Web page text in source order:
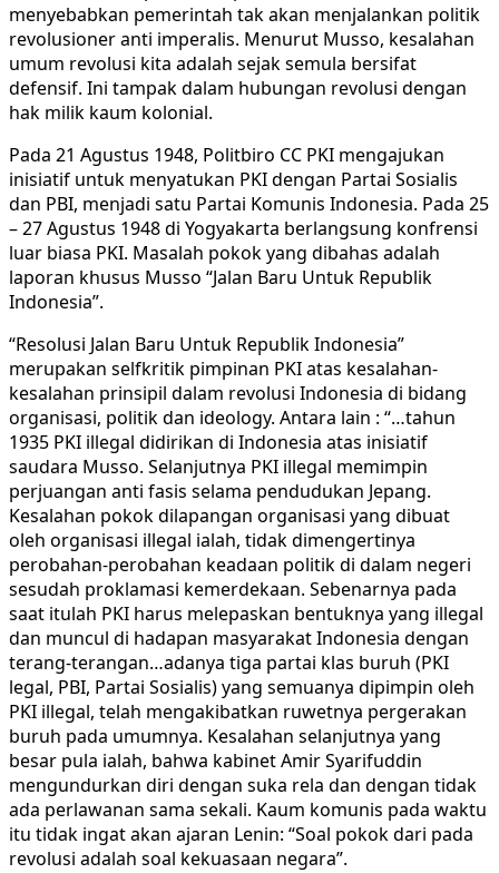
menyebabkan pemerintah tak akan menjalankan politik
revolusioner anti imperalis. Menurut Musso, kesalahan
umum revolusi kita adalah sejak semula bersifat
defensif. Ini tampak dalam hubungan revolusi dengan
hak milik kaum kolonial.
Pada 21 Agustus 1948, Politbiro CC PKI mengajukan
inisiatif untuk menyatukan PKI dengan Partai Sosialis
dan PBI, menjadi satu Partai Komunis Indonesia. Pada 25
– 27 Agustus 1948 di Yogyakarta berlangsung konfrensi
luar biasa PKI. Masalah pokok yang dibahas adalah
laporan khusus Musso “Jalan Baru Untuk Republik
Indonesia”.
“Resolusi Jalan Baru Untuk Republik Indonesia”
merupakan selfkritik pimpinan PKI atas kesalahan-
kesalahan prinsipil dalam revolusi Indonesia di bidang
organisasi, politik dan ideology. Antara lain : “…tahun
1935 PKI illegal didirikan di Indonesia atas inisiatif
saudara Musso. Selanjutnya PKI illegal memimpin
perjuangan anti fasis selama pendudukan Jepang.
Kesalahan pokok dilapangan organisasi yang dibuat
oleh organisasi illegal ialah, tidak dimengertinya
perobahan-perobahan keadaan politik di dalam negeri
sesudah proklamasi kemerdekaan. Sebenarnya pada
saat itulah PKI harus melepaskan bentuknya yang illegal
dan muncul di hadapan masyarakat Indonesia dengan
terang-terangan…adanya tiga partai klas buruh (PKI
legal, PBI, Partai Sosialis) yang semuanya dipimpin oleh
PKI illegal, telah mengakibatkan ruwetnya pergerakan
buruh pada umumnya. Kesalahan selanjutnya yang
besar pula ialah, bahwa kabinet Amir Syarifuddin
mengundurkan diri dengan suka rela dan dengan tidak
ada perlawanan sama sekali. Kaum komunis pada waktu
itu tidak ingat akan ajaran Lenin: “Soal pokok dari pada
revolusi adalah soal kekuasaan negara”.